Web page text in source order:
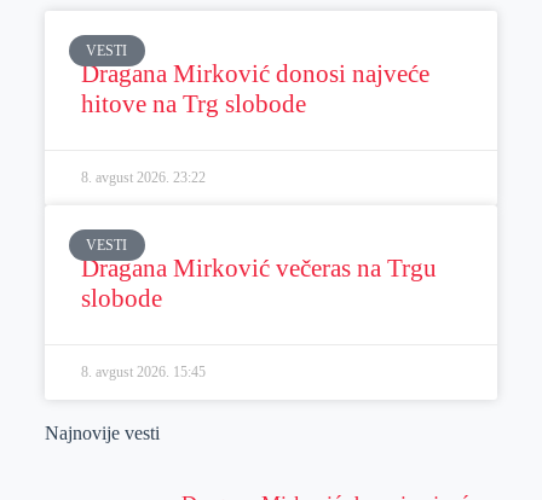
VESTI
Dragana Mirković donosi najveće
hitove na Trg slobode
8. avgust 2026. 23:22
VESTI
Dragana Mirković večeras na Trgu
slobode
8. avgust 2026. 15:45
Najnovije vesti